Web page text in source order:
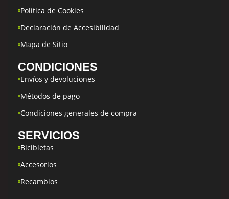
Política de Cookies
Declaración de Accesibilidad
Mapa de Sitio
CONDICIONES
Envíos y devoluciones
Métodos de pago
Condiciones generales de compra
SERVICIOS
Bicibletas
Accesorios
Recambios